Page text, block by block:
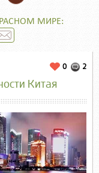
МИРЕ:
2
0
Китая